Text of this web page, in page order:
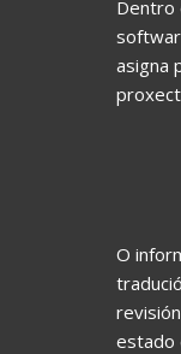
Dentro
asigna
O
estado